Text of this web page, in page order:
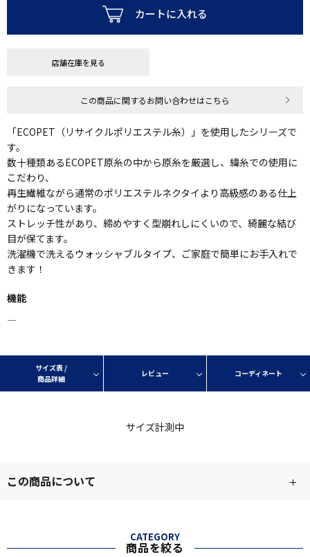
カートに入れる
店舗在庫を見る
この商品に関するお問い合わせはこちら
「ECOPET（リサイクルポリエステル糸）」を使用したシリーズで
す。
数十種類あるECOPET原糸の中から原糸を厳選し、緯糸での使用に
こだわり、
再生繊維ながら通常のポリエステルネクタイより高級感のある仕上
がりになっています。
ストレッチ性があり、締めやすく型崩れしにくいので、綺麗な結び
目が保てます。
洗濯機で洗えるウォッシャブルタイプ、ご家庭で簡単にお手入れで
きます！
機能
―
サイズ表 /
商品詳細
レビュー コーディネート
サイズ計測中
この商品について
CATEGORY
商品を絞る